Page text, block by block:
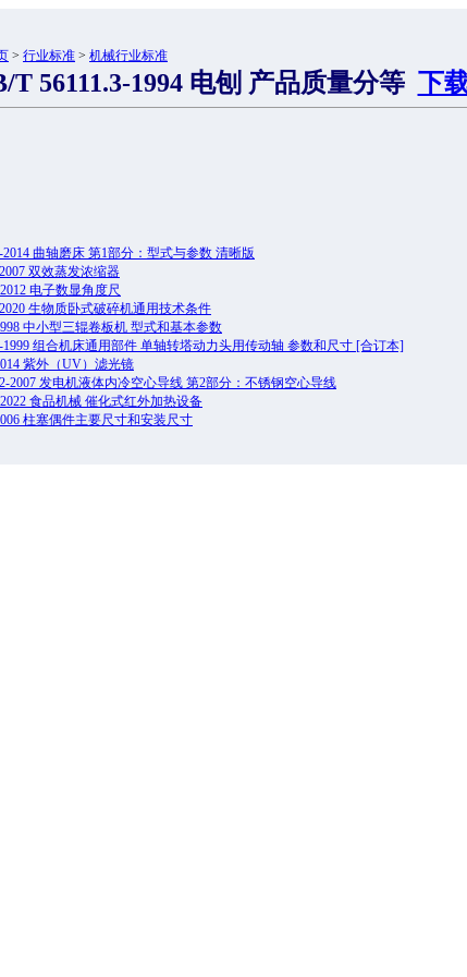
> 行业标准 > 机械行业标准
T 56111.3-1994 电刨 产品质量分等 下
2014 曲轴磨床 第1部分：型式与参数 清晰版
2007 双效蒸发浓缩器
电子数显角度尺
2020 生物质卧式破碎机通用技术条件
中小型三辊卷板机 型式和基本参数
1999 组合机床通用部件 单轴转塔动力头用传动轴 参数和尺寸 [合订本]
紫外（UV）滤光镜
2007 发电机液体内冷空心导线 第2部分：不锈钢空心导线
食品机械 催化式红外加热设备
柱塞偶件主要尺寸和安装尺寸